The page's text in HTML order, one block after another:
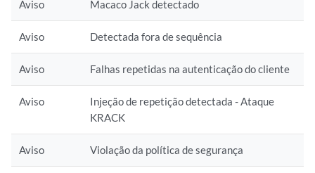
Aviso Macaco Jack detectado
Aviso Detectada fora de sequência
Aviso Falhas repetidas na autenticação do cliente
Aviso
Injeção de repetição detectada - Ataque
KRACK
Aviso Violação da política de segurança